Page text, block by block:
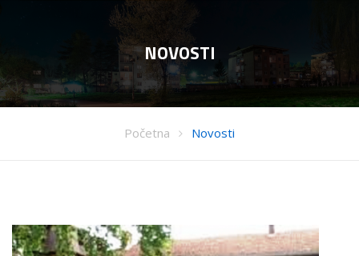
NOVOSTI
Početna Novosti